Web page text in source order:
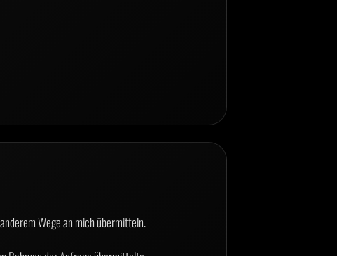
Wege an mich übermitteln.